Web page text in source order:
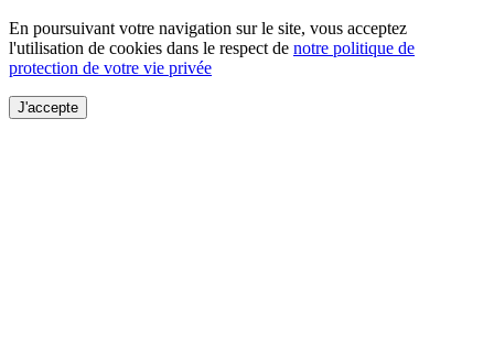
En poursuivant votre navigation sur le site, vous acceptez
l'utilisation de cookies dans le respect de notre politique de
protection de votre vie privée
J'accepte